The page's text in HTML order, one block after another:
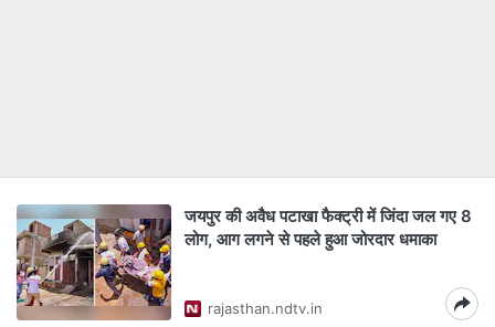
जयपुर की अवैध पटाखा फैक्ट्री में जिंदा जल गए 8
लोग, आग लगने से पहले हुआ जोरदार धमाका
rajasthan.ndtv.in